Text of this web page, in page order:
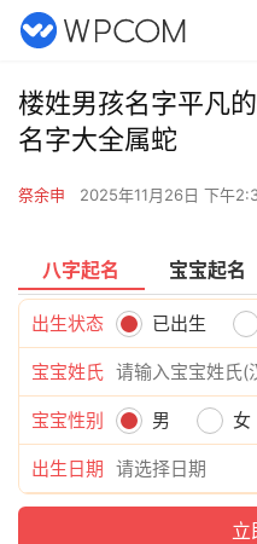
楼姓男孩名字平凡
名字大全属蛇
祭余申 2025年11月26日 下午
八字起名 宝宝起名
出生状态 已出生
宝宝姓氏
宝宝性别 男 女
出生日期